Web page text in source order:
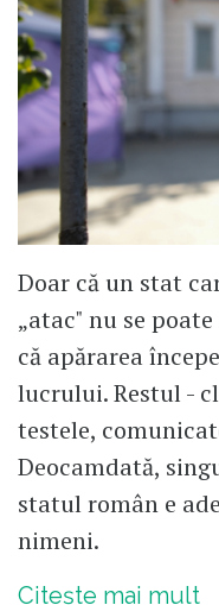
Doar că un stat
„atac" nu se
că apărarea
lucrului. Restul -
testele,
Deocamdată,
statul român e
nimeni.
Citește mai mult